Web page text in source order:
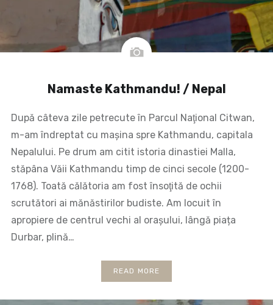
Namaste Kathmandu! / Nepal
După câteva zile petrecute în Parcul Naţional Citwan,
m-am îndreptat cu mașina spre Kathmandu, capitala
Nepalului. Pe drum am citit istoria dinastiei Malla,
stăpâna Văii Kathmandu timp de cinci secole (1200-
1768). Toată călătoria am fost însoţită de ochii
scrutători ai mănăstirilor budiste. Am locuit în
apropiere de centrul vechi al orașului, lângă piața
Durbar, plină…
READ MORE